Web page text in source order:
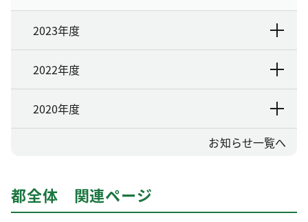
2023年度
2022年度
2020年度
お知らせ一覧へ
都全体 関連ページ